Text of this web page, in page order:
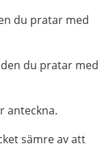
du pratar med
du pratar med
anteckna.
sämre av att